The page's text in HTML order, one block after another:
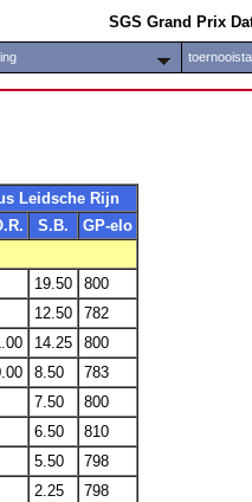
SGS Grand Prix
Leidsche Rijn
S.B.
GP-elo
19.50
800
12.50
782
14.25
800
8.50
783
7.50
800
6.50
810
5.50
798
2.25
798